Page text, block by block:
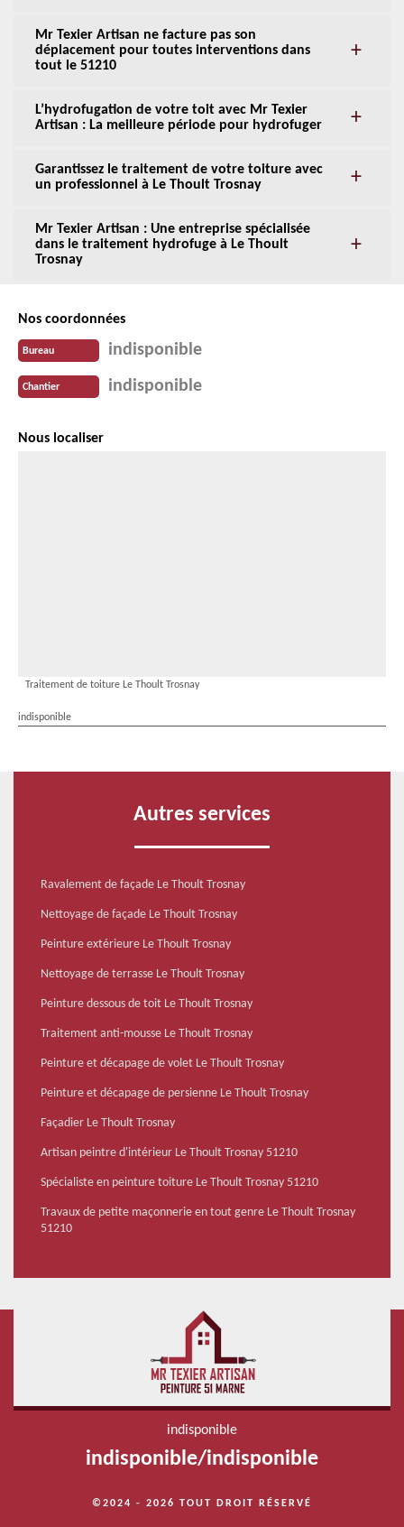
Mr Texier Artisan ne facture pas son
déplacement pour toutes interventions dans
tout le 51210
L’hydrofugation de votre toit avec Mr Texier
Artisan : La meilleure période pour hydrofuger
Garantissez le traitement de votre toiture avec
un professionnel à Le Thoult Trosnay
Mr Texier Artisan : Une entreprise spécialisée
dans le traitement hydrofuge à Le Thoult
Trosnay
Nos coordonnées
Bureau indisponible
Chantier indisponible
Nous localiser
Traitement de toiture Le Thoult Trosnay
indisponible
Autres services
Ravalement de façade Le Thoult Trosnay
Nettoyage de façade Le Thoult Trosnay
Peinture extérieure Le Thoult Trosnay
Nettoyage de terrasse Le Thoult Trosnay
Peinture dessous de toit Le Thoult Trosnay
Traitement anti-mousse Le Thoult Trosnay
Peinture et décapage de volet Le Thoult Trosnay
Peinture et décapage de persienne Le Thoult Trosnay
Façadier Le Thoult Trosnay
Artisan peintre d'intérieur Le Thoult Trosnay 51210
Spécialiste en peinture toiture Le Thoult Trosnay 51210
Travaux de petite maçonnerie en tout genre Le Thoult Trosnay
51210
indisponible
indisponible/indisponible
©2024 - 2026 TOUT DROIT RÉSERVÉ